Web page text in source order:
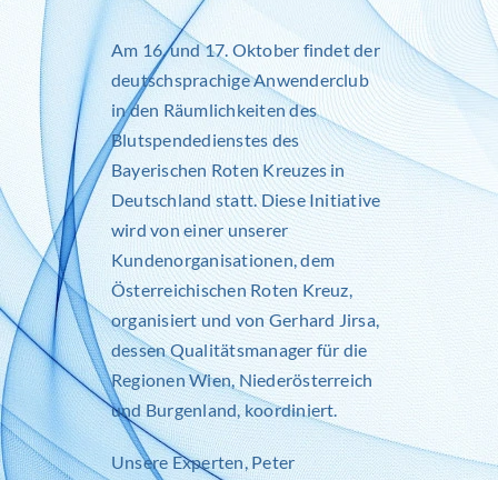
Am 16. und 17. Oktober findet der
deutschsprachige Anwenderclub
in den Räumlichkeiten des
Blutspendedienstes des
Bayerischen Roten Kreuzes in
Deutschland statt. Diese Initiative
wird von einer unserer
Kundenorganisationen, dem
Österreichischen Roten Kreuz,
organisiert und von Gerhard Jirsa,
dessen Qualitätsmanager für die
Regionen Wien, Niederösterreich
und Burgenland, koordiniert.
Unsere Experten,Peter